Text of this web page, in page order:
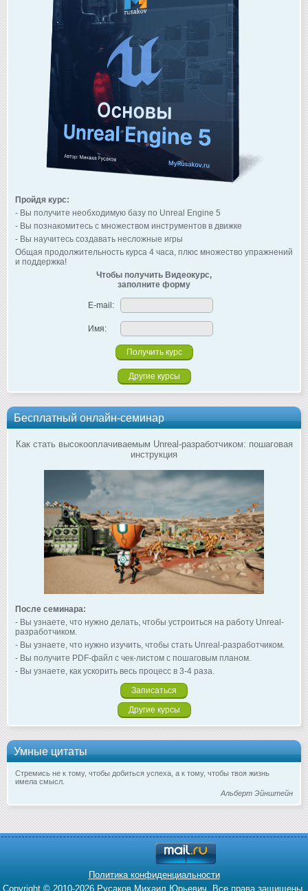
Пройдя курс:
- Вы получите необходимую базу по Unreal Engine 5
- Вы познакомитесь с множеством инструментов в движке
- Вы научитесь создавать несложные игры
Общая продолжительность курса 4 часа, плюс множество упражнений
и поддержка!
Чтобы получить Видеокурс,
заполните форму
E-mail:
Имя:
Другие курсы
Бесплатный онлайн-семинар
Как стать высокооплачиваемым Unreal-разработчиком: пошаговая
инструкция
После семинара:
- Вы узнаете, что нужно делать, чтобы устроиться на работу Unreal-
разработчиком.
- Вы узнаете, что нужно изучить, чтобы стать Unreal-разработчиком.
- Вы получите PDF-файл с чек-листом с пошаговым планом.
- Вы узнаете, как ускорить весь процесс в 3-4 раза.
Записаться
Другие курсы
Умные цитаты
Стремись не к тому, чтобы добиться успеха, а к тому, чтобы твоя жизнь
имела смысл.
Альберт Эйнштейн
Политика конфиденциальности
Copyright © 2010-2026 Русаков Михаил Юрьевич. Все права защищены.